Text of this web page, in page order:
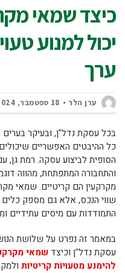
כיצד שמאי
יכול למנוע
ערך
ערן הלר 18 ספטמבר, 2024
בכל עסקת נדל"ן, ובעיקר
כל ההיבטים האפשריים
הסופית לביצוע עסקה. רמת גן,
והתחבורה המתפתחת, מהווה
מקרקעין הם קריטיים. שמאי
שווי הנכס, אלא גם מספק
התמודדות עם מיסים עתידיים
במאמר זה נפרט על שלושת
עסקת נדל"ן וכיצד שמאי
להימנע מטעויות קריטיות